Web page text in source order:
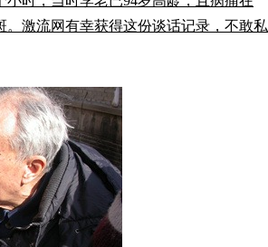
激流网有幸获得这份谈话记录，不敢私